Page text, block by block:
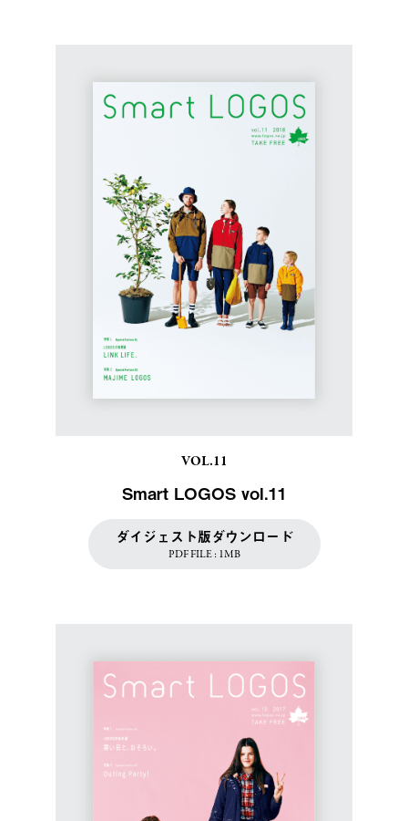
VOL.11
Smart LOGOS vol.11
ダイジェスト版ダウンロード
PDF FILE : 1MB